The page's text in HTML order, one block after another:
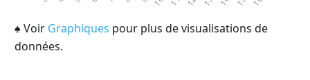
♠ Voir Graphiques pour plus de visualisations de
données.